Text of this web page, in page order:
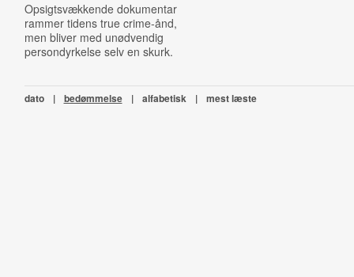
Opsigtsvækkende dokumentar
rammer tidens true crime-ånd,
men bliver med unødvendig
persondyrkelse selv en skurk.
dato | bedømmelse | alfabetisk | mest læste